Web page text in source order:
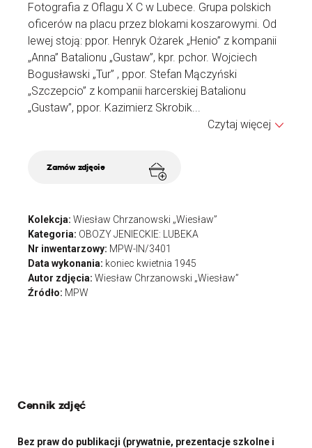
Fotografia z Oflagu X C w Lubece. Grupa polskich
oficerów na placu przez blokami koszarowymi. Od
lewej stoją: ppor. Henryk Ożarek „Henio” z kompanii
„Anna” Batalionu „Gustaw”, kpr. pchor. Wojciech
Bogusławski „Tur” , ppor. Stefan Mączyński
„Szczepcio” z kompanii harcerskiej Batalionu
„Gustaw”, ppor. Kazimierz Skrobik...
Czytaj więcej
Zamów zdjęcie
Kolekcja: Wiesław Chrzanowski „Wiesław”
Kategoria: OBOZY JENIECKIE: LUBEKA
Nr inwentarzowy: MPW-IN/3401
Data wykonania: koniec kwietnia 1945
Autor zdjęcia: Wiesław Chrzanowski „Wiesław”
Źródło: MPW
Cennik zdjęć
Bez praw do publikacji (prywatnie, prezentacje szkolne i